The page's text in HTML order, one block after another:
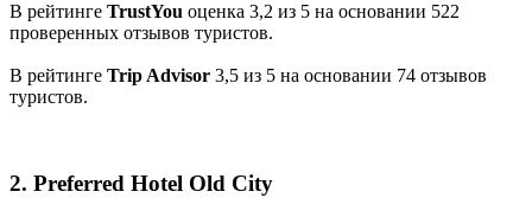
В рейтинге TrustYou оценка 3,2 из 5 на основании 522
проверенных отзывов туристов.
В рейтинге Trip Advisor 3,5 из 5 на основании 74 отзывов
туристов.
2. Preferred Hotel Old City